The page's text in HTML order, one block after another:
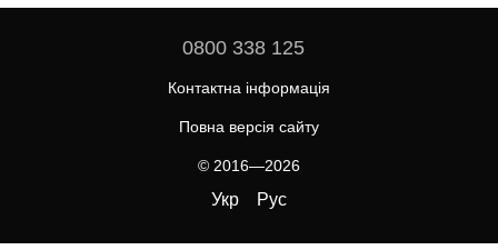
0800 338 125
Контактна інформація
Повна версія сайту
© 2016—2026
Укр Рус